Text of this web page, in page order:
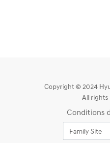
Copyright © 2024
All rights
Conditions
Family Site